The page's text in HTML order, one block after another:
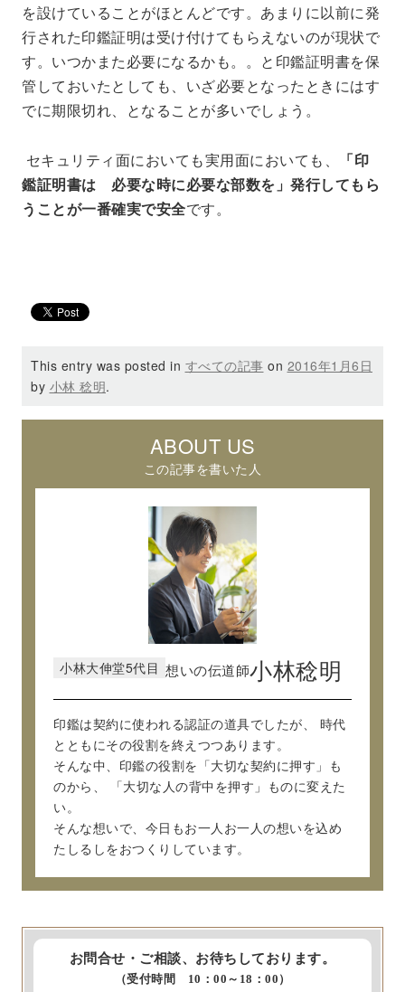
を設けていることがほとんどです。あまりに以前に発
行された印鑑証明は受け付けてもらえないのが現状で
す。いつかまた必要になるかも。。と印鑑証明書を保
管しておいたとしても、いざ必要となったときにはす
でに期限切れ、となることが多いでしょう。
セキュリティ面においても実用面においても、
「印
鑑証明書は 必要な時に必要な部数を」発行してもら
うことが一番確実で安全です。
This entry was posted in すべての記事 on 2016年1月6日
by 小林 稔明.
ABOUT US
この記事を書いた人
小林大伸堂5代目 想いの伝道師小林稔明
印鑑は契約に使われる認証の道具でしたが、
時代
とともにその役割を終えつつあります。
そんな中、印鑑の役割を「大切な契約に押す」も
のから、
「大切な人の背中を押す」ものに変えた
い。
そんな想いで、今日もお一人お一人の想いを込め
たしるしをおつくりしています。
お問合せ・ご相談、お待ちしております。
（受付時間 10：00～18：00）